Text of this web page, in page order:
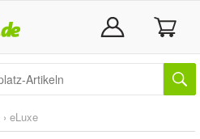
› eLuxe